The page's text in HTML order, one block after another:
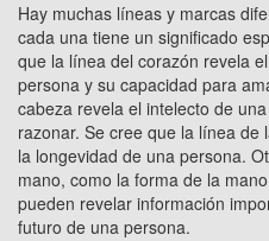
Hay muchas líneas y marcas
cada una tiene un significado
que la línea del corazón revela
persona y su capacidad para
cabeza revela el intelecto de
razonar. Se cree que la línea
la longevidad de una persona.
mano, como la forma de la
pueden revelar información
futuro de una persona.